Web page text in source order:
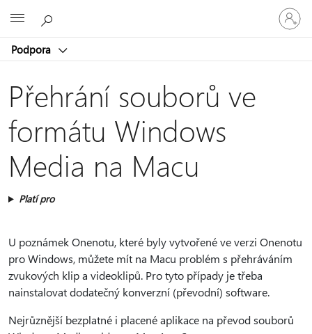
Podpora
Přihlaste
se
ke
účtu
Přehrání souborů ve
formátu Windows
Media na Macu
Platí pro
U poznámek Onenotu, které byly vytvořené ve verzi Onenotu
pro Windows, můžete mít na Macu problém s přehráváním
zvukových klip a videoklipů. Pro tyto případy je třeba
nainstalovat dodatečný konverzní (převodní) software.
Nejrůznější bezplatné i placené aplikace na převod souborů